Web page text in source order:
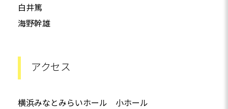
白井篤
海野幹雄
アクセス
横浜みなとみらいホール 小ホール